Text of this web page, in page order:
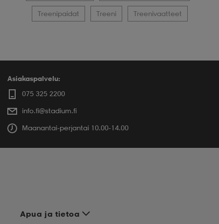
Treenipaidat Treeni Treenivaatteet
Asiakaspalvelu:
075 325 2200
info.fi@stadium.fi
Maanantai-perjantai 10.00-14.00
Apua ja tietoa